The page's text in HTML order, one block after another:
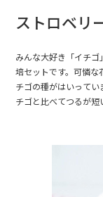
ストロベリ
みんな大好き「イチ
培セットです。可憐な
チゴの種がはいって
チゴと比べてつるが短